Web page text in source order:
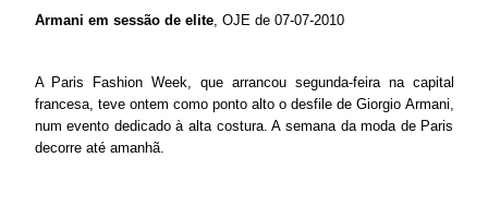
Armani em sessão de elite, OJE de 07-07-2010
A Paris Fashion Week, que arrancou segunda-feira na capital
francesa, teve ontem como ponto alto o desfile de Giorgio Armani,
num evento dedicado à alta costura. A semana da moda de Paris
decorre até amanhã.